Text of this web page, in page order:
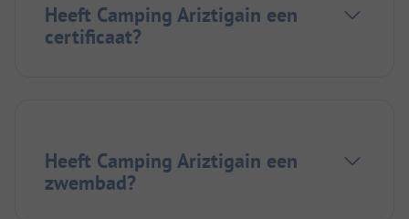
Heeft Camping Ariztigain een
certificaat?
Heeft Camping Ariztigain een
zwembad?